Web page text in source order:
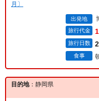
月〕
出発地
旅行代金
旅行日数
食事
目的地：静岡県